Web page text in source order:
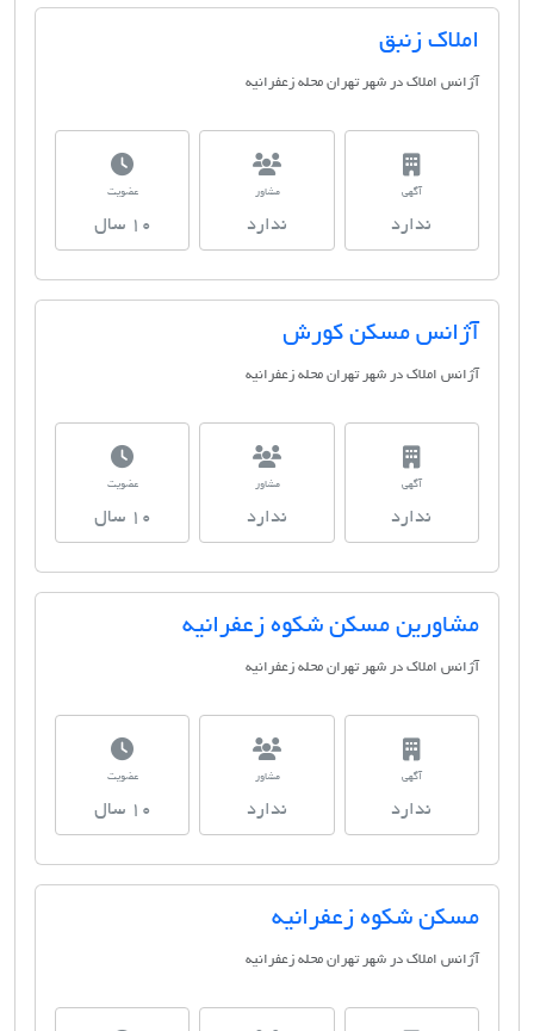
املاک زنبق
آژانس املاک در شهر تهران محله زعفرانیه
آگهی
ندارد
مشاور
ندارد
عضویت
10 سال
آژانس مسکن کورش
آژانس املاک در شهر تهران محله زعفرانیه
آگهی
ندارد
مشاور
ندارد
عضویت
10 سال
مشاورین مسکن شکوه زعفرانیه
آژانس املاک در شهر تهران محله زعفرانیه
آگهی
ندارد
مشاور
ندارد
عضویت
10 سال
مسکن شکوه زعفرانیه
آژانس املاک در شهر تهران محله زعفرانیه